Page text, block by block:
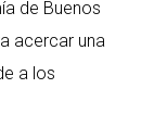
de Buenos
acercar una
a los